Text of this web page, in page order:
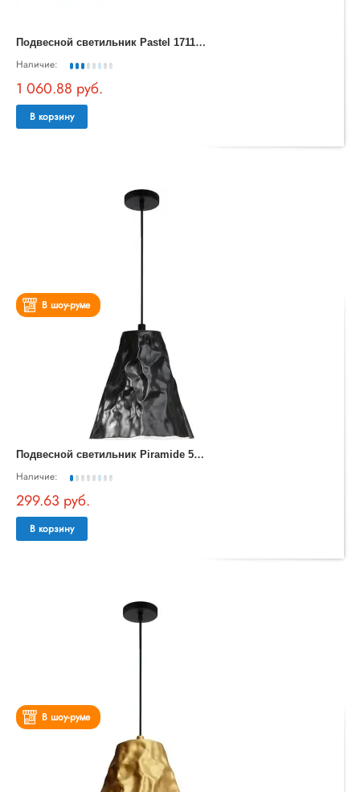
П
одвесной светильник Pastel 1711/17 SP-19
Наличие:
1 060.88 руб.
В корзину
В шоу-руме
П
одвесной светильник Piramide 5097/06 SP-1
Наличие:
299.63 руб.
В корзину
В шоу-руме